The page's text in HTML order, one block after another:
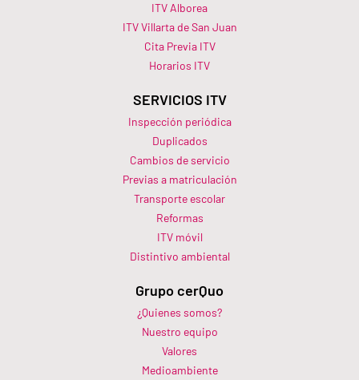
ITV Alborea
ITV Villarta de San Juan
Cita Previa ITV
Horarios ITV​
SERVICIOS ITV
Inspección periódica
Duplicados
Cambios de servicio
Previas a matriculación
Transporte escolar
Reformas
ITV móvil
Distintivo ambiental
Grupo cerQuo
¿Quienes somos?
Nuestro equipo
Valores
Medioambiente